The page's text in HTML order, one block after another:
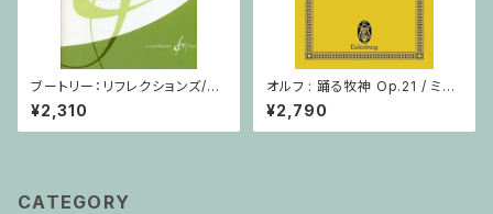
ブートリー：リフレクションズ/サ
クソフォーン・ピアノ
¥2,310
オルフ : 踊る牧神 Op.21 / ミニ
チュアスコア
¥2,790
CATEGORY